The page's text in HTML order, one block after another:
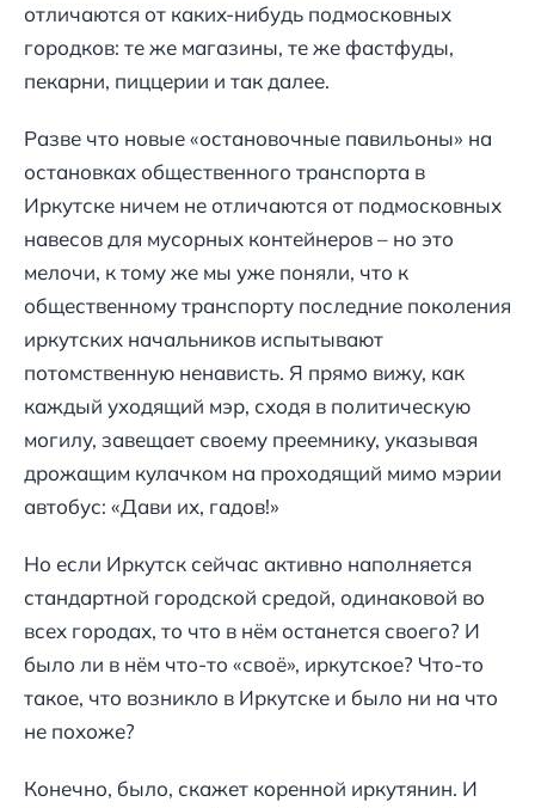
отличаются от каких-нибудь подмосковных
городков: те же магазины, те же фастфуды,
пекарни, пиццерии и так далее.
Разве что новые «остановочные павильоны» на
остановках общественного транспорта в
Иркутске ничем не отличаются от подмосковных
навесов для мусорных контейнеров – но это
мелочи, к тому же мы уже поняли, что к
общественному транспорту последние поколения
иркутских начальников испытывают
потомственную ненависть. Я прямо вижу, как
каждый уходящий мэр, сходя в политическую
могилу, завещает своему преемнику, указывая
дрожащим кулачком на проходящий мимо мэрии
автобус: «Дави их, гадов!»
Но если Иркутск сейчас активно наполняется
стандартной городской средой, одинаковой во
всех городах, то что в нём останется своего? И
было ли в нём что-то «своё», иркутское? Что-то
такое, что возникло в Иркутске и было ни на что
не похоже?
Конечно, было, скажет коренной иркутянин. И